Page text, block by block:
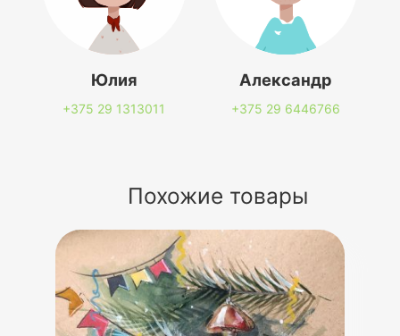
Юлия
+375 29 1313011
Александр
+375 29 6446766
Похожие товары